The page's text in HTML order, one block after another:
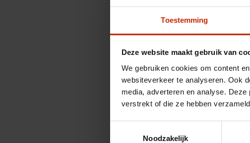
Toestemming
Deze website maakt gebruik van
We gebruiken cookies om content
websiteverkeer te analyseren. Ook
media, adverteren en analyse.
verstrekt of die ze hebben
Noodzakelijk